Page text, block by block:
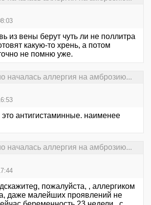
из вены берут чуть ли не поллитра
какую-то хрень, а потом
не помню уже.
началась аллергия на амброзию...
это антигистаминные. наименее
началась аллергия на амброзию...
пожалуйста, , аллергиком
даже малейших проявлений не